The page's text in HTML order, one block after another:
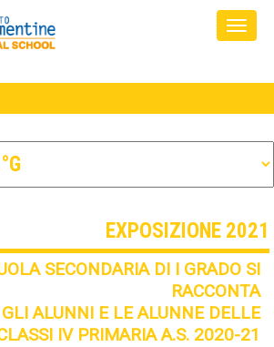
EXPOSIZIONE 2021
SECONDARIA DI I GRADO SI
RACCONTA
ALUNNI E LE ALUNNE DELLE
IV PRIMARIA A.S. 2020-21